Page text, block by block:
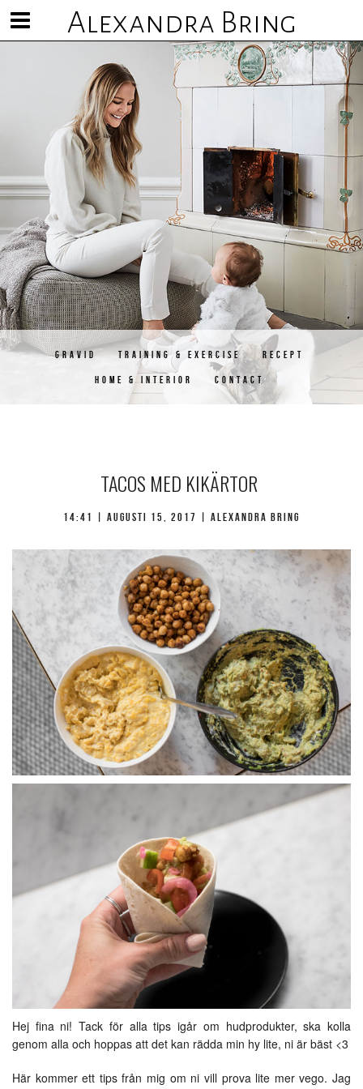
Alexandra Bring
Visa/göm
meny
GRAVID TRAINING & EXERCISE RECEPT
HOME & INTERIOR CONTACT
TACOS MED KIKÄRTOR
14:41 | augusti 15, 2017 | Alexandra Bring
Hej fina ni! Tack för alla tips igår om hudprodukter, ska kolla
genom alla och hoppas att det kan rädda min hy lite, ni är bäst <3
Här kommer ett tips från mig om ni vill prova lite mer vego. Jag